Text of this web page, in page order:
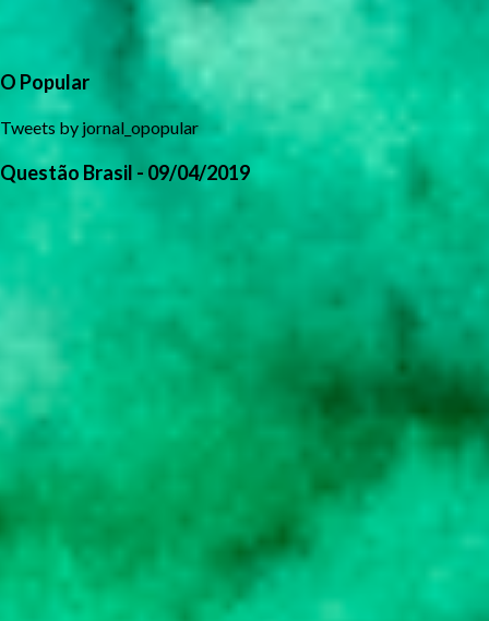
O Popular
Tweets by jornal_opopular
Questão Brasil - 09/04/2019